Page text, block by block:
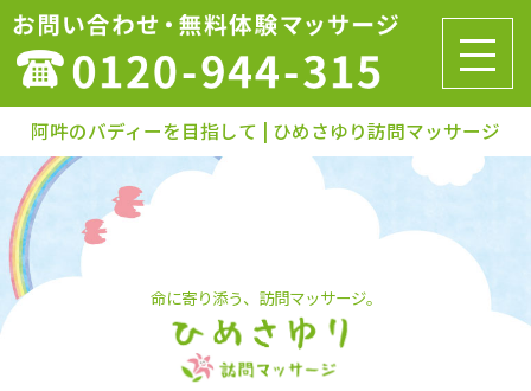
阿吽のバディーを目指して | ひめさゆり訪問マッサージ
命に寄り添う、訪問マッサージ。